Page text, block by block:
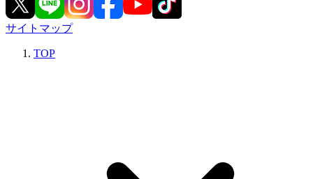
サイトマップ
TOP